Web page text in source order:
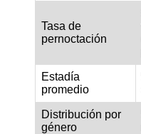
Tasa de
pernoctación
Estadía
promedio
Distribución por
género